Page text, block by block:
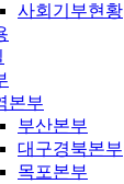
사회기부현황
본부
부산본부
대구경북본부
목포본부